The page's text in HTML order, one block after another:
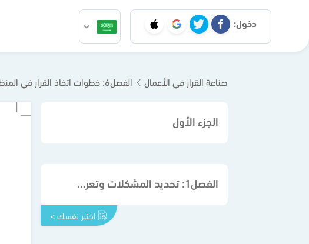
دخول:
صناعة القرار في الأعمال الفصل6: خطوات اتخاذ القرار في المنظمات
الجزء الأول
الفصل1: تحديد المشكلات وتعريفها
اختبر نفسك >